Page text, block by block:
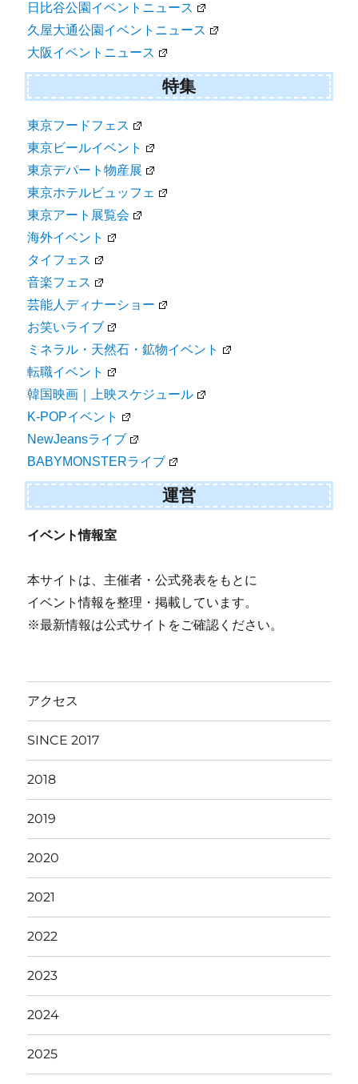
日比谷公園イベントニュース
久屋大通公園イベントニュース
大阪イベントニュース
特集
東京フードフェス
東京ビールイベント
東京デパート物産展
東京ホテルビュッフェ
東京アート展覧会
海外イベント
タイフェス
音楽フェス
芸能人ディナーショー
お笑いライブ
ミネラル・天然石・鉱物イベント
転職イベント
韓国映画｜上映スケジュール
K-POPイベント
NewJeansライブ
BABYMONSTERライブ
運営
イベント情報室
本サイトは、主催者・公式発表をもとに
イベント情報を整理・掲載しています。
※最新情報は公式サイトをご確認ください。
アクセス
SINCE 2017
2018
2019
2020
2021
2022
2023
2024
2025